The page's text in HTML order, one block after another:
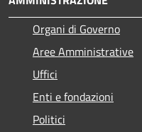
Organi di Governo
Aree Amministrative
Uffici
Enti e fondazioni
Politici